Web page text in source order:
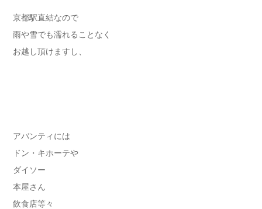
京都駅直結なので
雨や雪でも濡れることなく
お越し頂けますし、
アバンティには
ドン・キホーテや
ダイソー
本屋さん
飲食店等々